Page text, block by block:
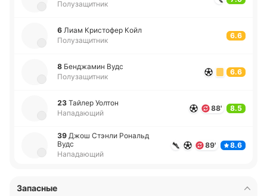
Полузащитник
6 Лиам Кри­сто­фер Койл
Полузащитник
6.6
8 Бе­нджа­мин Вудс
Полузащитник
6.6
23 Тайлер Уолтон
Нападающий
88' 8.5
39 Джош Стэнли Ро­нальд
Вудс
Нападающий
89' 8.6
Запасные